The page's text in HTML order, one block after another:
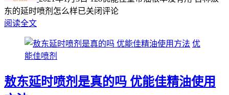
东的延时喷剂怎么样已关闭评论
阅读全文
优
能佳喷剂
敖东延时喷剂是真的吗 优能佳精油使用